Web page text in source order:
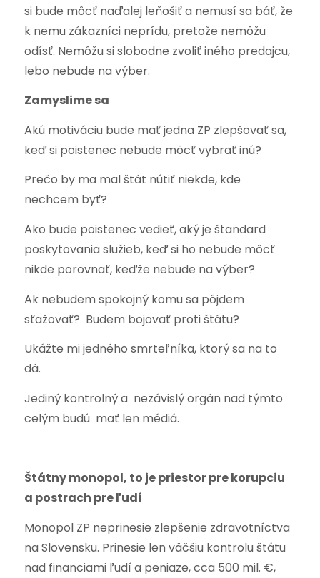
si bude môcť naďalej leňošiť a nemusí sa báť, že
k nemu zákazníci neprídu, pretože nemôžu
odísť. Nemôžu si slobodne zvoliť iného predajcu,
lebo nebude na výber.
Zamyslime sa
Akú motiváciu bude mať jedna ZP zlepšovať sa,
keď si poistenec nebude môcť vybrať inú?
Prečo by ma mal štát nútiť niekde, kde
nechcem byť?
Ako bude poistenec vedieť, aký je štandard
poskytovania služieb, keď si ho nebude môcť
nikde porovnať, keďže nebude na výber?
Ak nebudem spokojný komu sa pôjdem
sťažovať? Budem bojovať proti štátu?
Ukážte mi jedného smrteľníka, ktorý sa na to
dá.
Jediný kontrolný a nezávislý orgán nad týmto
celým budú mať len médiá.
Štátny monopol, to je priestor pre korupciu
a postrach pre ľudí
Monopol ZP neprinesie zlepšenie zdravotníctva
na Slovensku. Prinesie len väčšiu kontrolu štátu
nad financiami ľudí a peniaze, cca 500 mil. €,